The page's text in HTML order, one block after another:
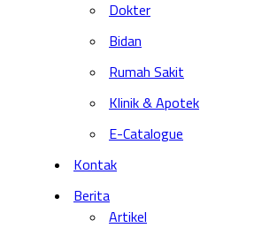
Dokter
Bidan
Rumah Sakit
Klinik & Apotek
E-Catalogue
Kontak
Berita
Artikel